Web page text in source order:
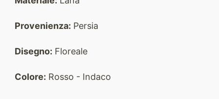
Provenienza: Persia
Disegno: Floreale
Colore: Rosso - Indaco